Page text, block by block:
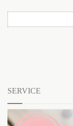
SERVICE